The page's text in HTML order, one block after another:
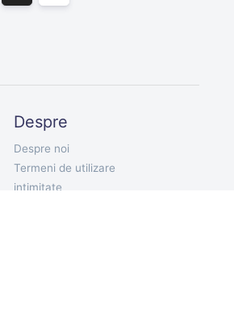
Despre
Despre noi
Termeni de utilizare
intimitate